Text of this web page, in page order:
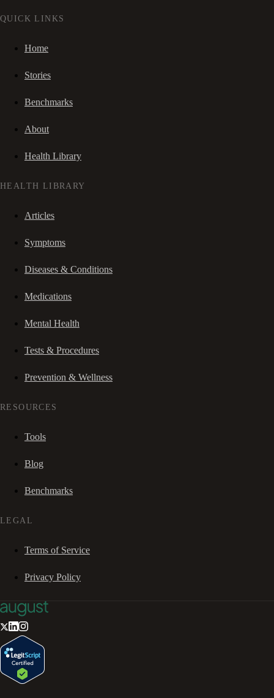
QUICK LINKS
Home
Stories
Benchmarks
About
Health Library
HEALTH LIBRARY
Articles
Symptoms
Diseases & Conditions
Medications
Mental Health
Tests & Procedures
Prevention & Wellness
RESOURCES
Tools
Blog
Benchmarks
LEGAL
Terms of Service
Privacy Policy